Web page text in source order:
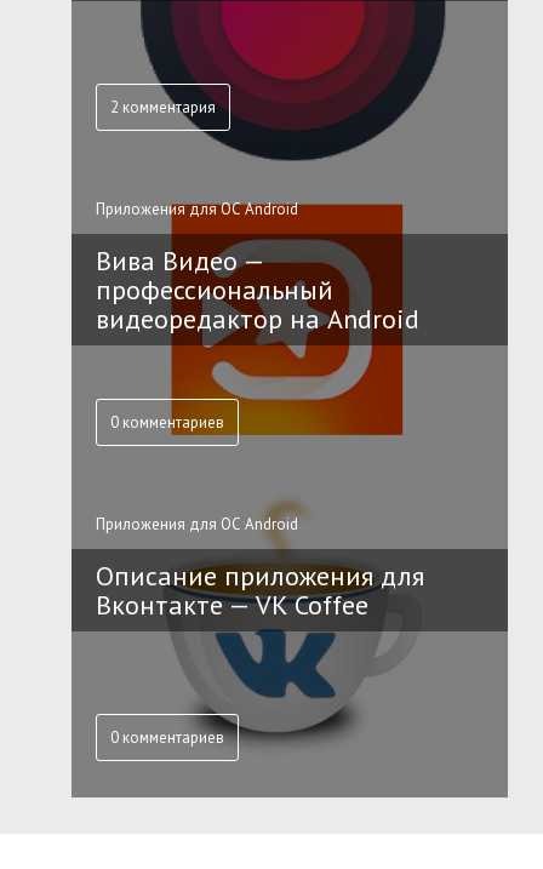
2 комментария
Приложения для ОС Android
Вива Видео —
профессиональный
видеоредактор на Android
0 комментариев
Приложения для ОС Android
Описание приложения для
Вконтакте — VK Coffee
0 комментариев